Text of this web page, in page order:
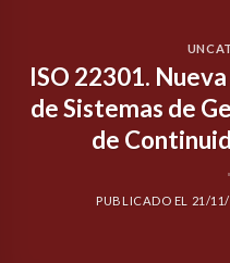
ISO 22301.
de Sistemas de
de
PUBLICADO EL 21/